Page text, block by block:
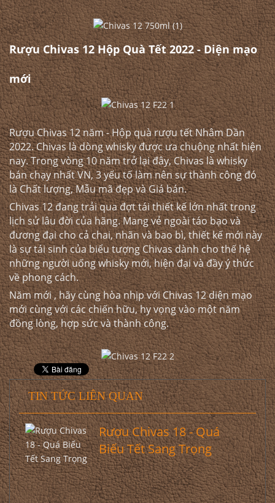
Rượu Chivas 12 Hộp Quà Tết 2022 - Diện mạo
mới
Rượu Chivas 12 năm - Hộp quà rượu tết Nhâm Dần
2022. Chivas là dòng whisky được ưa chuộng nhất hiện
nay. Trong vòng 10 năm trở lại đây, Chivas là whisky
bán chạy nhất VN, 3 yếu tố làm nên sự thành công đó
là Chất lượng, Mẫu mã đẹp và Giá bán.
Chivas 12 đang trải qua đợt tái thiết kế lớn nhất trong
lịch sử lâu đời của hãng. Mang vẻ ngoài táo bạo và
đương đại cho cả chai, nhãn và bao bì, thiết kế mới này
là sự tái sinh của biểu tượng Chivas dành cho thế hệ
những người uống whisky mới, hiện đại và đầy ý thức
về phong cách.
Năm mới , hãy cùng hòa nhịp với Chivas 12 diện mạo
mới cùng với các chiến hữu, hy vọng vào một năm
đồng lòng, hợp sức và thành công.
TIN TỨC LIÊN QUAN
Rượu Chivas 18 - Quá
Biếu Tết Sang Trọng